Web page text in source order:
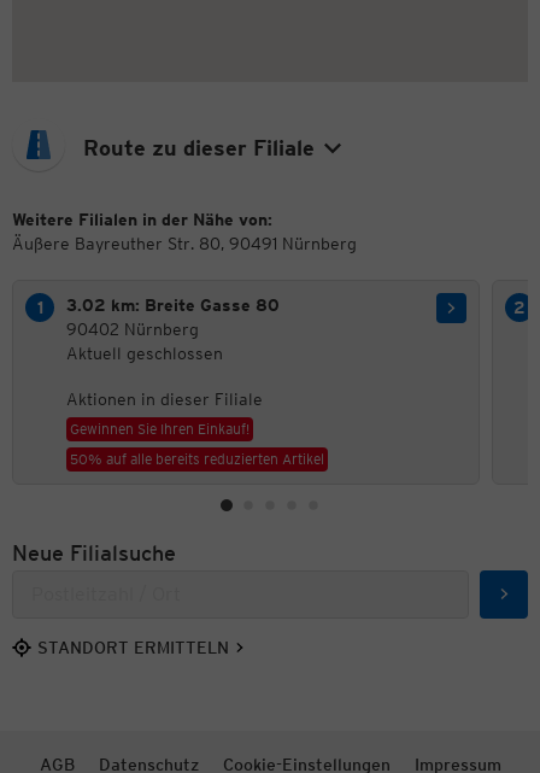
Route zu dieser Filiale
Weitere Filialen in der Nähe von:
Äußere Bayreuther Str. 80, 90491 Nürnberg
3.02 km: Breite Gasse 80
90402 Nürnberg
Aktuell geschlossen
Aktionen in dieser Filiale
Gewinnen Sie Ihren Einkauf!
50% auf alle bereits reduzierten Artikel
Neue Filialsuche
STANDORT ERMITTELN
AGB Datenschutz Cookie-Einstellungen Impressum